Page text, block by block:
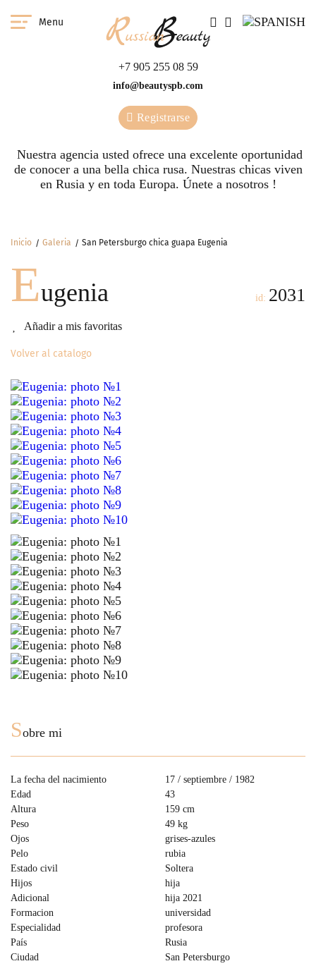
Menu
+7 905 255 08 59
info@beautyspb.com
Registrarse
Nuestra agencia usted ofrece una excelente oportunidad
de conocer a una bella chica rusa. Nuestras сhicas viven
en Rusia y en toda Europa. Únete a nosotros !
Inicio Galeria San Petersburgo chica guapa Eugenia
Eugenia
Añadir a mis favoritas
id: 2031
Volver al catalogo
Sobre mi
La fecha del nacimiento
17 / septiembre / 1982
Edad
43
Altura
159 cm
Peso
49 kg
Ojos
grises-azules
Pelo
rubia
Estado civil
Soltera
Hijos
hija
Adicional
hija 2021
Formacion
universidad
Especialidad
profesora
País
Rusia
Ciudad
San Petersburgo